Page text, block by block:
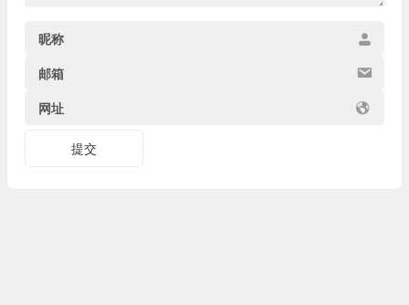
昵称
邮箱
网址
提交